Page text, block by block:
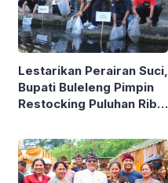
Lestarikan Perairan Suci,
Bupati Buleleng Pimpin
Restocking Puluhan Ribu
Sudamala